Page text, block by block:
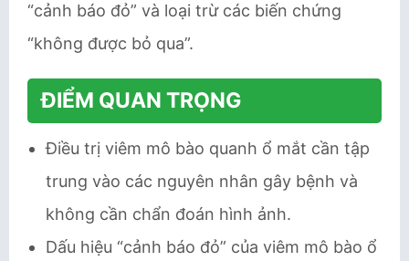
“cảnh báo đỏ” và loại trừ các biến chứng
“không được bỏ qua”.
ĐIỂM QUAN TRỌNG
Điều trị viêm mô bào quanh ổ mắt cần tập
trung vào các nguyên nhân gây bệnh và
không cần chẩn đoán hình ảnh.
Dấu hiệu “cảnh báo đỏ” của viêm mô bào ổ